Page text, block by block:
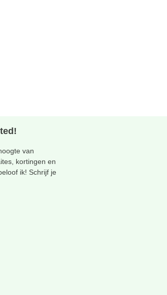
van
kortingen en
ik! Schrijf je